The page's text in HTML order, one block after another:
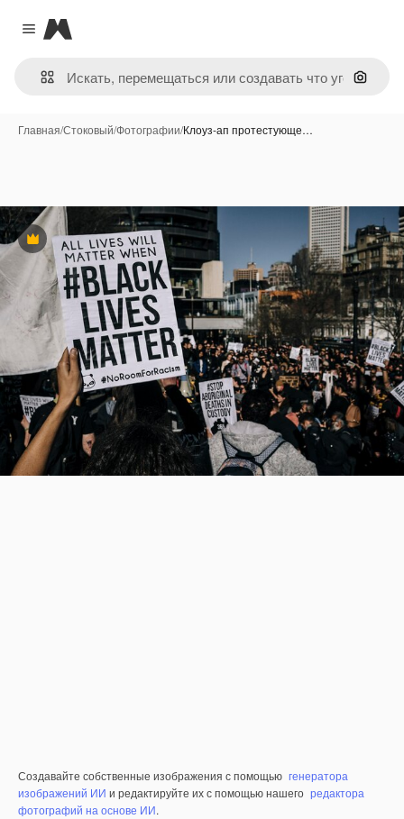
Close menu
Magnific
Поиск
Главная/Стоковый/Фотографии/Клоуз-ап протестующе…
Премиум
Создавайте собственные изображения с помощью генератора
изображений ИИ и редактируйте их с помощью нашего редактора
фотографий на основе ИИ.